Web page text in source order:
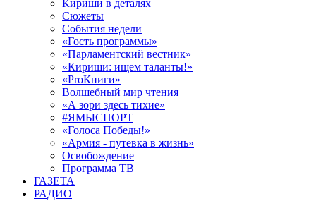
Кириши в деталях
Сюжеты
События недели
«Гость программы»
«Парламентский вестник»
«Кириши: ищем таланты!»
«ProКниги»
Волшебный мир чтения
«А зори здесь тихие»
#ЯМЫСПОРТ
«Голоса Победы!»
«Армия - путевка в жизнь»
Освобождение
Программа ТВ
ГАЗЕТА
РАДИО